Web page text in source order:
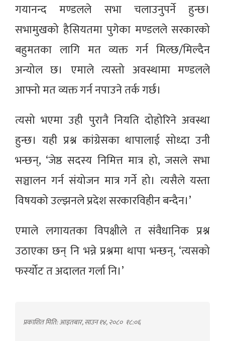
गयानन्द मण्डलले सभा चलाउनुपर्ने हुन्छ।
सभामुखको हैसियतमा पुगेका मण्डलले सरकारको
बहुमतका लागि मत व्यक्त गर्न मिल्छ/मिल्दैन
अन्योल छ। एमाले त्यस्तो अवस्थामा मण्डलले
आफ्नो मत व्यक्त गर्न नपाउने तर्क गर्छ।
त्यसो भएमा उही पुरानै नियति दोहोरिने अवस्था
हुन्छ। यही प्रश्न कांग्रेसका थापालाई सोध्दा उनी
भन्छन्, ‘जेष्ठ सदस्य निमित्त मात्र हो, जसले सभा
सञ्चालन गर्न संयोजन मात्र गर्ने हो। त्यसैले यस्ता
विषयको उल्झनले प्रदेश सरकारविहीन बन्दैन।’
एमाले लगायतका विपक्षीले त संवैधानिक प्रश्न
उठाएका छन् नि भन्ने प्रश्नमा थापा भन्छन्, ‘त्यसको
फर्स्योट त अदालत गर्ला नि।’
प्रकाशित मिति: आइतबार, साउन १४, २०८० १८:०६